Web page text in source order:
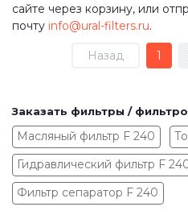
сайте через корзину, или
почту info@ural-filters.ru.
Назад 1
Заказать фильтры /
Масляный фильтр F 240
Гидравлический фильтр F
Фильтр сепаратор F 240